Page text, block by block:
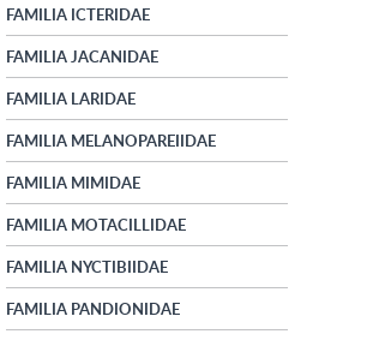
FAMILIA ICTERIDAE
FAMILIA JACANIDAE
FAMILIA LARIDAE
FAMILIA MELANOPAREIIDAE
FAMILIA MIMIDAE
FAMILIA MOTACILLIDAE
FAMILIA NYCTIBIIDAE
FAMILIA PANDIONIDAE